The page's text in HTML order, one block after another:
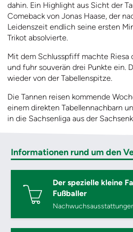
dahin. Ein Highlight aus Sicht der
Comeback von Jonas Haase, der
Leidenszeit endlich seine ersten
Trikot absolvierte.
Mit dem Schlusspfiff machte Riesa
und fuhr souverän drei Punkte ein.
wieder von der Tabellenspitze.
Die Tannen reisen kommende
einem direkten Tabellennachbarn
in die Sachsenliga aus der
Informationen rund um den
Der spezielle kleine
Fußballer